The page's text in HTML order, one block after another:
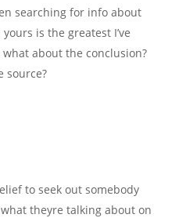
searching for info about
is the greatest I’ve
about the conclusion?
source?
to seek out somebody
theyre talking about on